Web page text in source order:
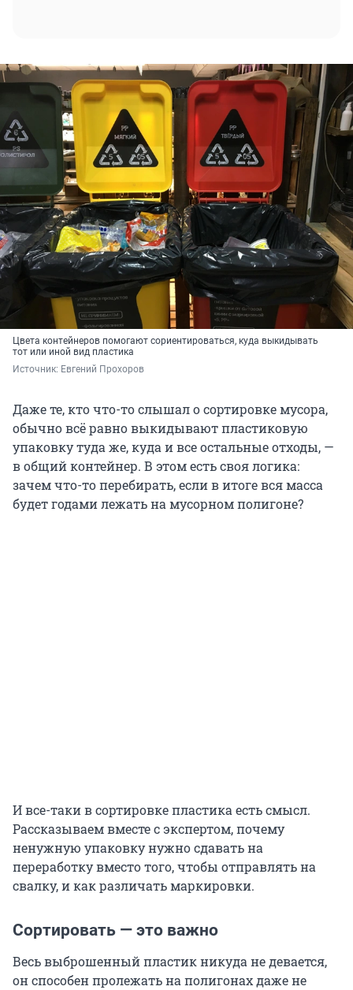
Цвета контейнеров помогают сориентироваться, куда выкидывать
тот или иной вид пластика
Источник: Евгений Прохоров
Даже те, кто что-то слышал о сортировке мусора,
обычно всё равно выкидывают пластиковую
упаковку туда же, куда и все остальные отходы, —
в общий контейнер. В этом есть своя логика:
зачем что-то перебирать, если в итоге вся масса
будет годами лежать на мусорном полигоне?
И все-таки в сортировке пластика есть смысл.
Рассказываем вместе с экспертом, почему
ненужную упаковку нужно сдавать на
переработку вместо того, чтобы отправлять на
свалку, и как различать маркировки.
Сортировать — это важно
Весь выброшенный пластик никуда не девается,
он способен пролежать на полигонах даже не